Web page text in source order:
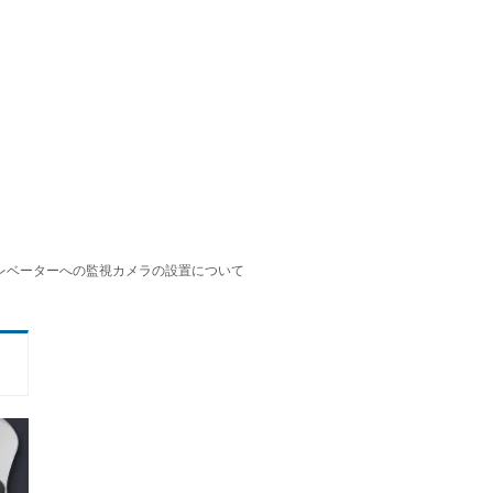
ベーターへの監視カメラの設置について